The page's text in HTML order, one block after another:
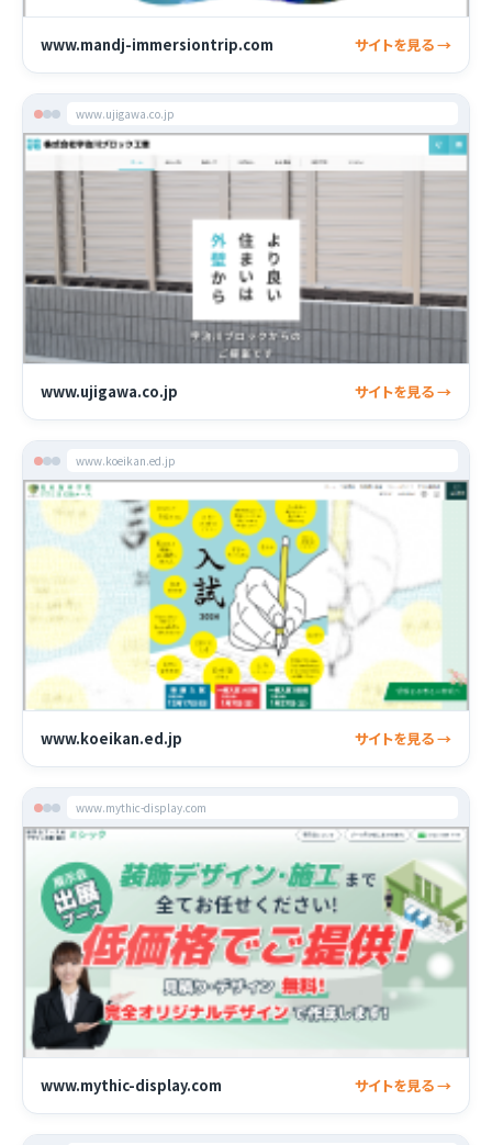
www.mandj-immersiontrip.com サイトを見る →
www.ujigawa.co.jp
www.ujigawa.co.jp サイトを見る →
www.koeikan.ed.jp
www.koeikan.ed.jp サイトを見る →
www.mythic-display.com
www.mythic-display.com サイトを見る →